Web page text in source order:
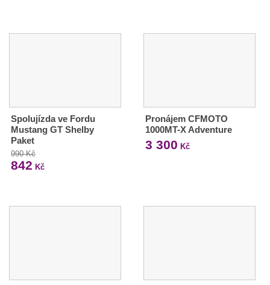
Spolujízda ve Fordu
Mustang GT Shelby
Paket
990 Kč
842 Kč
Pronájem CFMOTO
1000MT-X Adventure
3 300 Kč